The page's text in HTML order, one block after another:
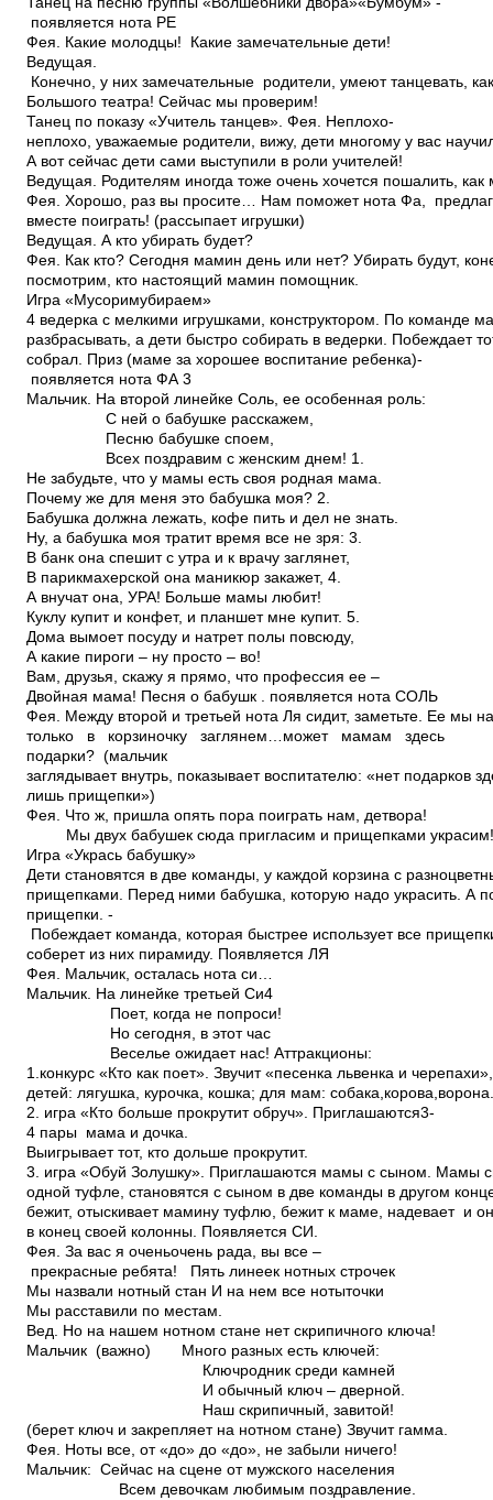
появляется нота РЕ
Фея. Какие молодцы! Какие замечательные дети!
Ведущая.
Конечно, у них замечательные родители, умеют танцевать,
Большого театра! Сейчас мы проверим!
Танец по показу «Учитель танцев». Фея. Неплохо­
неплохо, уважаемые родители, вижу, дети многому у вас
А вот сейчас дети сами выступили в роли учителей!
Ведущая. Родителям иногда тоже очень хочется пошалить,
Фея. Хорошо, раз вы просите… Нам поможет нота Фа,
вместе поиграть! (рассыпает игрушки)
Ведущая. А кто убирать будет?
Фея. Как кто? Сегодня мамин день или нет? Убирать будут,
посмотрим, кто настоящий мамин помощник.
Игра «Мусорим­убираем»
4 ведерка с мелкими игрушками, конструктором. По команде
разбрасывать, а дети быстро собирать в ведерки. Побеждает
собрал. Приз (маме за хорошее воспитание ребенка)­
появляется нота ФА 3
Мальчик. На второй линейке Соль, ее особенная роль:
С ней о бабушке расскажем,
Песню бабушке споем,
Всех поздравим с женским днем! 1.
Не забудьте, что у мамы есть своя родная мама.
Почему же для меня это бабушка моя? 2.
Бабушка должна лежать, кофе пить и дел не знать.
Ну, а бабушка моя тратит время все не зря: 3.
В банк она спешит с утра и к врачу заглянет,
В парикмахерской она маникюр закажет, 4.
А внучат она, УРА! Больше мамы любит!
Куклу купит и конфет, и планшет мне купит. 5.
Дома вымоет посуду и натрет полы повсюду,
А какие пироги – ну просто – во!
Вам, друзья, скажу я прямо, что профессия ее –
Двойная мама! Песня о бабушк .­ появляется нота СОЛЬ
Фея. Между второй и третьей нота Ля сидит, заметьте. Ее мы
только в корзиночку заглянем…может мамам здесь
подарки? (мальчик
заглядывает внутрь, показывает воспитателю: «нет подарков
лишь прищепки»)
Фея. Что ж, пришла опять пора поиграть нам, детвора!
Мы двух бабушек сюда пригласим и прищепками украсим!
Игра «Укрась бабушку»
Дети становятся в две команды, у каждой корзина с
прищепками. Перед ними бабушка, которую надо украсить. А
прищепки. ­
Побеждает команда, которая быстрее использует все
соберет из них пирамиду. Появляется ЛЯ
Фея. Мальчик, осталась нота си…
Мальчик. На линейке третьей Си4
Поет, когда не попроси!
Но сегодня, в этот час
Веселье ожидает нас! Аттракционы:
1.конкурс «Кто как поет». Звучит «песенка львенка и
детей: лягушка, курочка, кошка; для мам: собака,корова,ворона.
2. игра «Кто больше прокрутит обруч». Приглашаются3­
4 пары­ мама и дочка.
Выигрывает тот, кто дольше прокрутит.
3. игра «Обуй Золушку». Приглашаются мамы с сыном. Мамы
одной туфле, становятся с сыном в две команды в другом
бежит, отыскивает мамину туфлю, бежит к маме, надевает и
в конец своей колонны. Появляется СИ.
Фея. За вас я очень­очень рада, вы все –
прекрасные ребята! Пять линеек нотных строчек
Мы назвали нотный стан И на нем все ноты­точки
Мы расставили по местам.
Вед. Но на нашем нотном стане нет скрипичного ключа!
Мальчик (важно) Много разных есть ключей:
Ключ­родник среди камней
И обычный ключ – дверной.
Наш скрипичный, завитой!
(берет ключ и закрепляет на нотном стане) Звучит гамма.
Фея. Ноты все, от «до» до «до», не забыли ничего!
Мальчик: Сейчас на сцене от мужского населения
Всем девочкам любимым поздравление.